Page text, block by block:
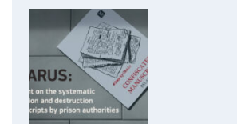
prison authorities